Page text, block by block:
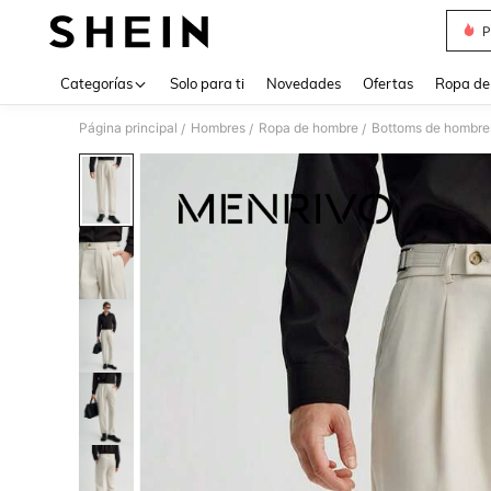
Categorías Solo para ti Novedades Ofertas Ropa
Página principal / Hombres / Ropa de hombre / Bottoms de